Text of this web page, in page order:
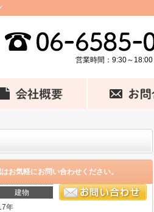
営業時間：9:30～
お気軽にお問い合わせください。
建物
年